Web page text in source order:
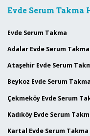
Evde Serum Takma
Evde Serum Takma
Adalar Evde Serum Takma
Ataşehir Evde Serum
Beykoz Evde Serum Takma
Çekmeköy Evde Serum
Kadıköy Evde Serum
Kartal Evde Serum Takma